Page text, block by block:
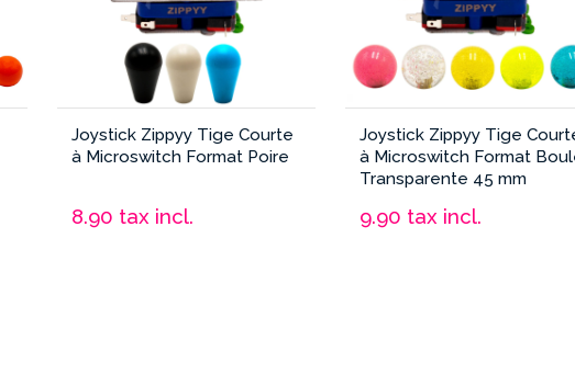
Fabulous Arcade
Joystick Zippyy Tige Courte
à Microswitch Format Poire
8.90 tax incl.
Joystick Zippyy Tige
à Microswitch Format
Transparente 45 mm
9.90 tax incl.